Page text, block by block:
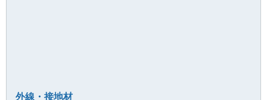
外線・接地材